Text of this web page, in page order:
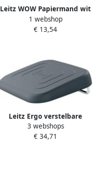
Leitz WOW Papiermand wit
6 stuks
1 webshop
€ 13,54
Leitz Ergo verstelbare
voetensteun 80 %
gerecycleerd grijs
3 webshops
€ 34,71